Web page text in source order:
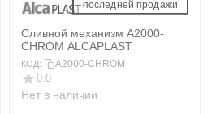
последней продажи
Сливной механизм A2000-
CHROM ALCAPLAST
КОД: A2000-CHROM
0.0
Нет в наличии